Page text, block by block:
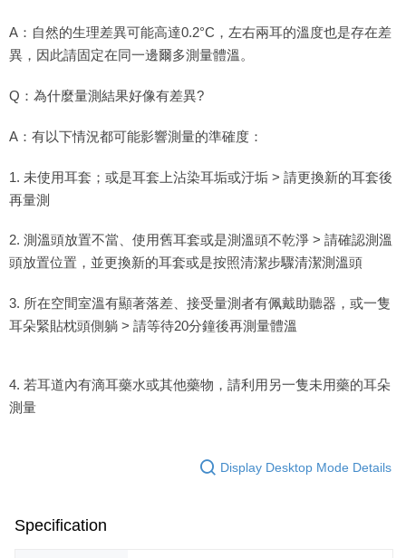
A：自然的生理差異可能高達0.2°C，左右兩耳的溫度也是存在差
異，因此請固定在同一邊爾多測量體溫。
Q：為什麼量測結果好像有差異?
A：有以下情況都可能影響測量的準確度：
1. 未使用耳套；或是耳套上沾染耳垢或汙垢 > 請更換新的耳套後
再量測
2. 測溫頭放置不當、使用舊耳套或是測溫頭不乾淨 > 請確認測溫
頭放置位置，並更換新的耳套或是按照清潔步驟清潔測溫頭
3. 所在空間室溫有顯著落差、接受量測者有佩戴助聽器，或一隻
耳朵緊貼枕頭側躺 > 請等待20分鐘後再測量體溫
4. 若耳道內有滴耳藥水或其他藥物，請利用另一隻未用藥的耳朵
測量
Display Desktop Mode Details
Specification